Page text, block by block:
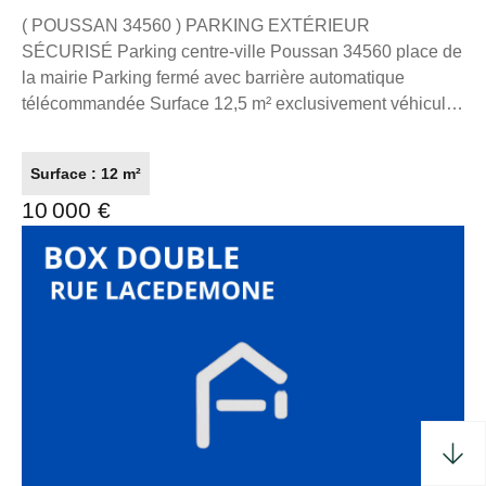
EXTÉRIEUR SÉCURISÉ
( POUSSAN 34560 ) PARKING EXTÉRIEUR
SÉCURISÉ Parking centre-ville Poussan 34560 place de
la mairie Parking fermé avec barrière automatique
télécommandée Surface 12,5 m² exclusivement véhicules
26 mail : amonzo@franceproprio.com
Surface : 12 m²
10 000 €